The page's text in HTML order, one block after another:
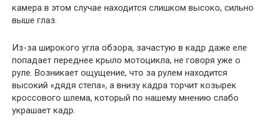
камера в этом случае находится слишком высоко, сильно
выше глаз.
Из-за широкого угла обзора, зачастую в кадр даже еле
попадает переднее крыло мотоцикла, не говоря уже о
руле. Возникает ощущение, что за рулем находится
высокий «дядя степа», а внизу кадра торчит козырек
кроссового шлема, который по нашему мнению слабо
украшает кадр.